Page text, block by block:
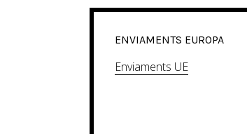
ENVIAMENTS EUROPA
Enviaments UE